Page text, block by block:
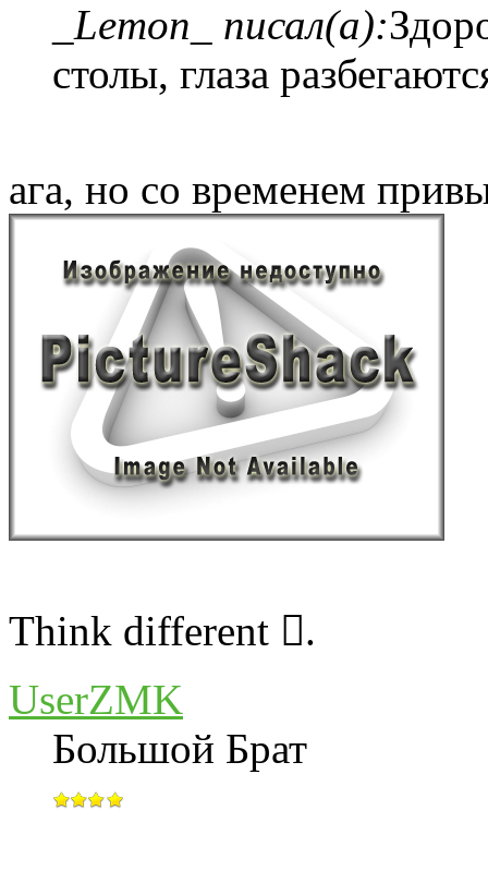
_Lemon_ писал(а):
столы, глаза
ага, но со временем
Think different .
UserZMK
Большой Брат